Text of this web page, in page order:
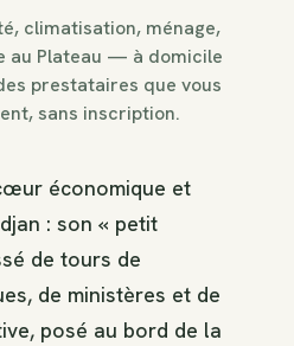
climatisation, ménage,
au Plateau — à domicile
prestataires que vous
sans inscription.
économique et
: son « petit
de tours de
de ministères et de
posé au bord de la